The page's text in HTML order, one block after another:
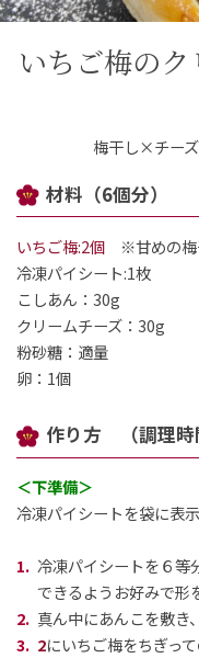
配送について
お
お問い合
いちご梅の
梅干し×チー
材料（6個分）
いちご梅:2個※甘めの梅
冷凍パイシート:1枚
こしあん：30g
クリームチーズ：30g
粉砂糖：適量
卵：1個
作り方 （調理時
＜下準備＞
冷凍パイシートを袋に表
冷凍パイシートを６等
できるようお好みで形
真ん中にあんこを敷き
2にいちご梅をちぎって